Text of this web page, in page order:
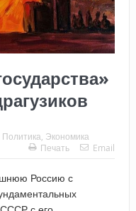
Политика Экономика
Печать
Email
Россию с